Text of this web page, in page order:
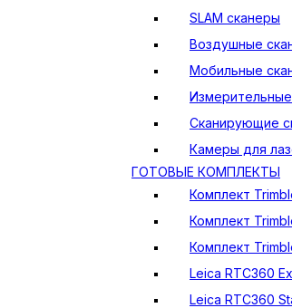
SLAM сканеры
Воздушные
Мобильные
Сканирующие
Камеры для
ГОТОВЫЕ КОМПЛЕКТЫ
Комплект
Комплект
Комплект
Leica RTC360
Leica RTC360